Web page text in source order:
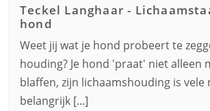
Teckel Langhaar -
hond
Weet jij wat je hond probeert te
houding? Je hond 'praat' niet alleen
blaffen, zijn lichaamshouding is vele
belangrijk [...]